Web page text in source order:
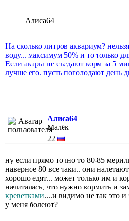
Алиса64
На сколько литров аквариум?
воду... максимум 50% и то только
Если акары не съедают корм за 5
лучше его. пусть поголодают день
Алиса64
Малёк
22
ну если прямо точно то 80-85
наверное 80 все таки.. они
хорошо едят... может только им и
начиталась, что нужно кормить и
креветками....и видимо не так это
у меня болеют?